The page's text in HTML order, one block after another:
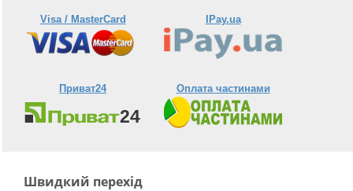
Visa / MasterCard IPay.ua
Приват24 Оплата частинами
Швидкий перехід